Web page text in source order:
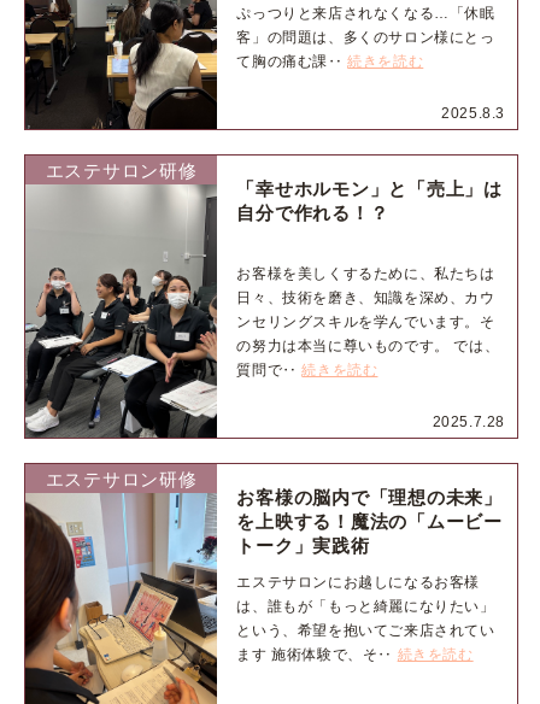
2025.8.3
ぷっつりと来店されなくなる…「休眠
客」の問題は、多くのサロン様にとっ
て胸の痛む課‥続きを読む
エステサロン研修
2025.7.28
「幸せホルモン」と「売上」は
自分で作れる！？
お客様を美しくするために、私たちは
日々、技術を磨き、知識を深め、カウ
ンセリングスキルを学んでいます。そ
の努力は本当に尊いものです。 では、
質問で‥続きを読む
エステサロン研修
お客様の脳内で「理想の未来」
を上映する！魔法の「ムービー
トーク」実践術
エステサロンにお越しになるお客様
は、誰もが「もっと綺麗になりたい」
という、希望を抱いてご来店されてい
ます 施術体験で、そ‥ 続きを読む